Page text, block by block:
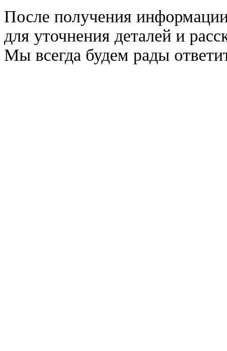
После получения
для уточнения деталей и
Мы всегда будем рады